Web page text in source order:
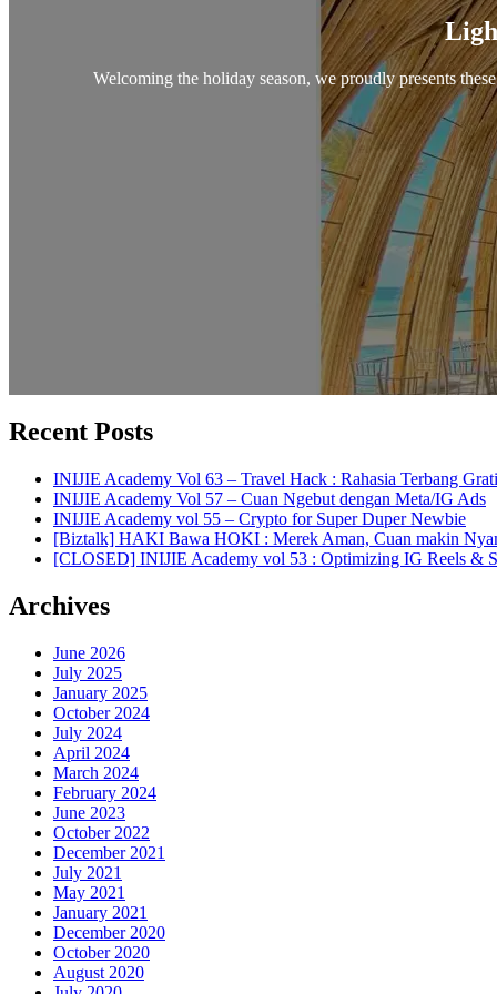
Welcoming the holiday season, we proudly presents
Recent Posts
INIJIE Academy Vol 63 – Travel Hack : Rahasia Terbang
INIJIE Academy Vol 57 – Cuan Ngebut dengan Meta/IG Ads
INIJIE Academy vol 55 – Crypto for Super Duper Newbie
[Biztalk] HAKI Bawa HOKI : Merek Aman, Cuan makin
[CLOSED] INIJIE Academy vol 53 : Optimizing IG Reels &
Archives
June 2026
July 2025
January 2025
October 2024
July 2024
April 2024
March 2024
February 2024
June 2023
October 2022
December 2021
July 2021
May 2021
January 2021
December 2020
October 2020
August 2020